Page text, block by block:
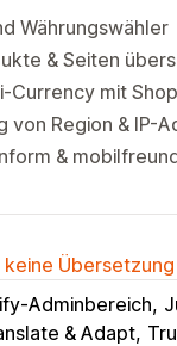
Währungswähler
& Seiten
Currency mit
von Region & IP-
&
keine
Adminbereich
& Adapt